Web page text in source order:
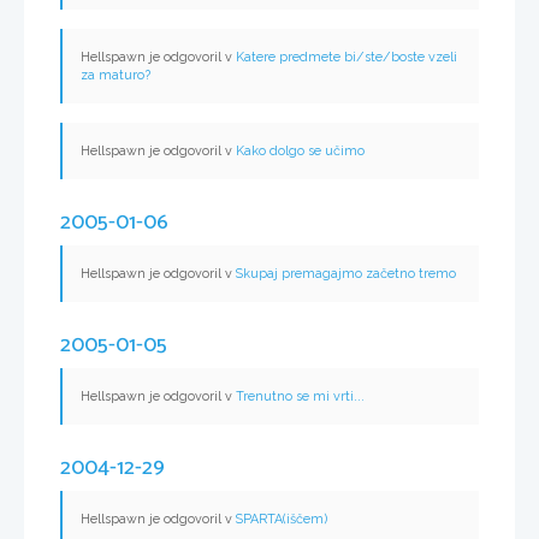
Hellspawn je odgovoril v Katere predmete bi/ste/boste vzeli
za maturo?
Hellspawn je odgovoril v Kako dolgo se učimo
2005-01-06
Hellspawn je odgovoril v Skupaj premagajmo začetno tremo
2005-01-05
Hellspawn je odgovoril v Trenutno se mi vrti...
2004-12-29
Hellspawn je odgovoril v SPARTA(iščem)